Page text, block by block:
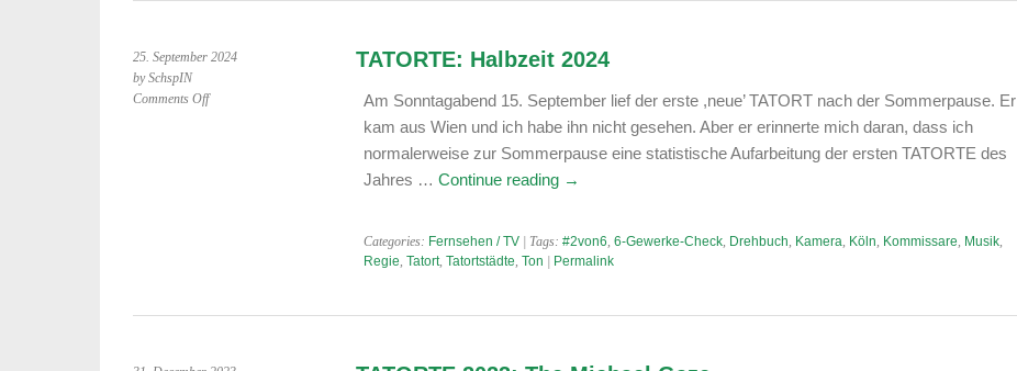
25. September 2024
by SchspIN
Comments Offon
TATORTE: Halbzeit 2024
Am Sonntagabend 15. September lief der erste ,neue’ TATORT nach der Sommerpause. Er
kam aus Wien und ich habe ihn nicht gesehen. Aber er erinnerte mich daran, dass ich
normalerweise zur Sommerpause eine statistische Aufarbeitung der ersten TATORTE des
Jahres … Continue reading →
Categories: Fernsehen / TV| Tags: #2von6, 6-Gewerke-Check, Drehbuch, Kamera, Köln, Kommissare, Musik,
Regie, Tatort, Tatortstädte, Ton Permalink